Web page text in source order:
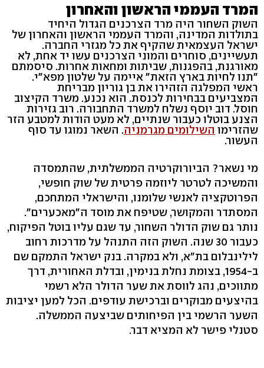
המרד העממי הראשון והאחרון
השוק השחור היה מרד הצרכנים הגדול היחיד
בתולדות המדינה, והמרד העממי הראשון והאחרון של
ישראל העצמאית שהקיף את כל מגזרי החברה.
תעשיינים, סוחרים והמוני הצרכנים עשו יד אחת, לא
מאורגנת, בהפגנות, שביתות ומחאות אחרות. סיסמתם
"תנו לחיות בארץ הזאת" איימה על שלטון מפא"י.
ראשי המפלגה הזהירו את בן גוריון מבריחת
המצביעים בבחירות לכנסת. הוא נכנע. משרד הקיצוב
חוסל. דוב יוסף נשלח למשרד התחבורה. רוב גזירות
הצנע בוטלו כעבור שנתיים, לא מעט הודות למטבע הזר
שהזרימו השילומים מגרמניה. השאר נמוגו עד סוף
העשור.
מי נשאר? הביורוקרטיה הממשלתית, שהתמסדה
והמשיכה לטרטר ליוזמה פרטית של שוק חופשי,
הפרוטקציה לאנשי שלומנו, והישראלי המתחכם,
המסתדר והמקושר, שטיפח את מוסד ה"מאכערים".
נותר גם שוק הדולר השחור, עד שגם עליו בוטל הפיקוח,
כעבור 30 שנה. השוק הזה התנהל על מדרכות רחוב
לילינבלום בת"א, ולא במקרה. בנק ישראל התמקם שם
ב-1954, בצומת נחלת בנימין, ובדלת האחורית, דרך
מתווכים, נהג לווסת את שער הדולר הלא רשמי
בהיצעים מבוקרים וברכישת עודפים. הכל למען יציבות
השער הרשמי בין הפיחותים שביצעה הממשלה.
סטנלי פישר לא המציא דבר.